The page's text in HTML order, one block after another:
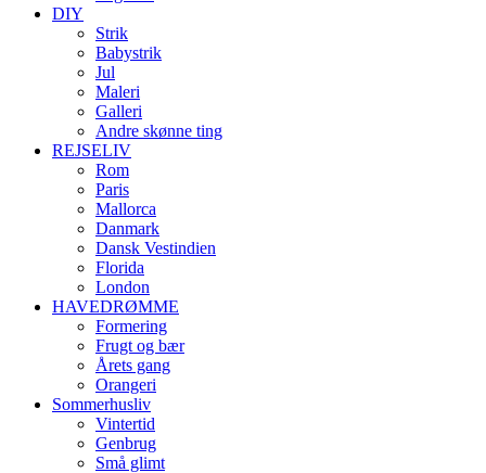
DIY
Strik
Babystrik
Jul
Maleri
Galleri
Andre skønne ting
REJSELIV
Rom
Paris
Mallorca
Danmark
Dansk Vestindien
Florida
London
HAVEDRØMME
Formering
Frugt og bær
Årets gang
Orangeri
Sommerhusliv
Vintertid
Genbrug
Små glimt